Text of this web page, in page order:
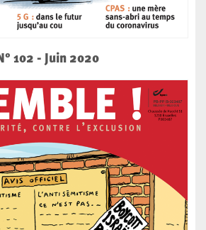
N° 102 - Juin 2020